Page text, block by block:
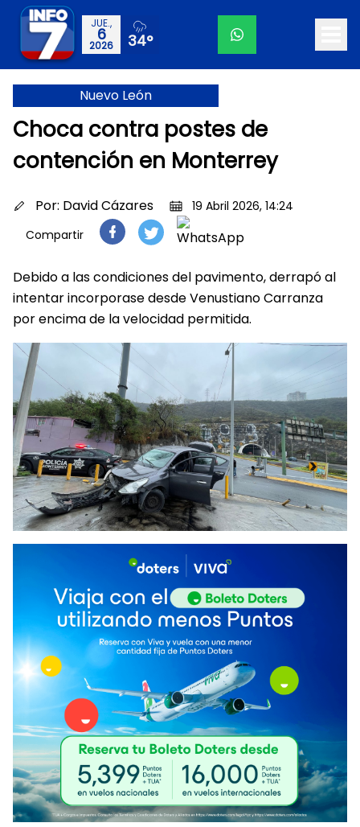
JUE.,
6
2026 34°
Nuevo León
Choca contra postes de
contención en Monterrey
Por: David Cázares
19 Abril 2026, 14:24
Compartir
Debido a las condiciones del pavimento, derrapó al
intentar incorporase desde Venustiano Carranza
por encima de la velocidad permitida.